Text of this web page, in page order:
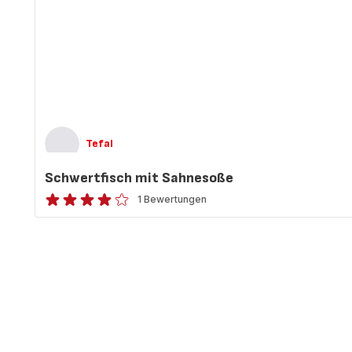
Tefal
Schwertfisch mit Sahnesoße
Bewertung
1 Bewertungen